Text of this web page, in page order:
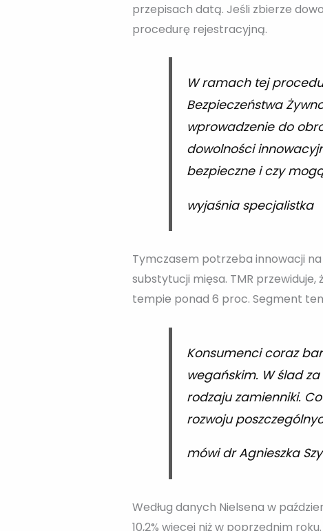
przepisach datą. Jeśli zbierze
procedurę rejestracyjną.
W ramach tej
Bezpieczeństwa
wprowadzenie do
dowolności
bezpieczne i czy
wyjaśnia specjalistka
Tymczasem potrzeba innowacji
substytucji mięsa. TMR
tempie ponad 6 proc. Segment
Konsumenci coraz
wegańskim. W ślad
rodzaju zamienniki.
rozwoju
mówi dr Agnieszka
Według danych Nielsena w
10,2% więcej niż w poprzednim